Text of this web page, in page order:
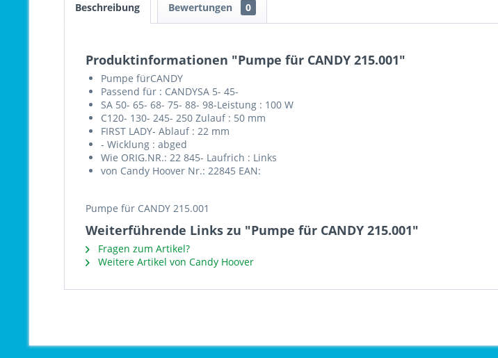
Beschreibung Bewertungen 0
Produktinformationen "Pumpe für CANDY 215.001"
Pumpe fürCANDY
Passend für : CANDYSA 5- 45-
SA 50- 65- 68- 75- 88- 98-Leistung : 100 W
C120- 130- 245- 250 Zulauf : 50 mm
FIRST LADY- Ablauf : 22 mm
- Wicklung : abged
Wie ORIG.NR.: 22 845- Laufrich : Links
von Candy Hoover Nr.: 22845 EAN:
Pumpe für CANDY 215.001
Weiterführende Links zu "Pumpe für CANDY 215.001"
Fragen zum Artikel?
Weitere Artikel von Candy Hoover